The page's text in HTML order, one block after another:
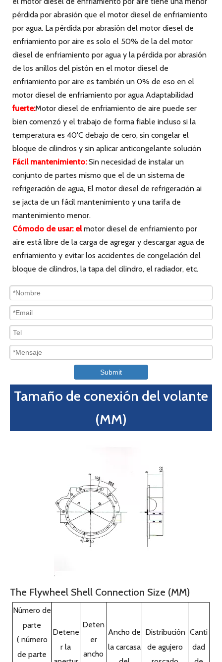
Motor DEUTZ F6L912
Motor DEUTZ F10L413F
Motor DEUTZ F12L41F
HAUHEN es unfabricante líderde juegos completos de
motores Deutz, que pueden proporcionar los motores
diesel refrigerados por aire y los motores diesel
refrigerados por agua según las necesidades del
cliente.Cuéntanos qué necesitamos para un modelo de
motor Deutz ！！！
Uno para de comprar
Grupo electrógeno Deutz Motor Deutz
Piezas del motor Deutz
Acerca del motor diesel